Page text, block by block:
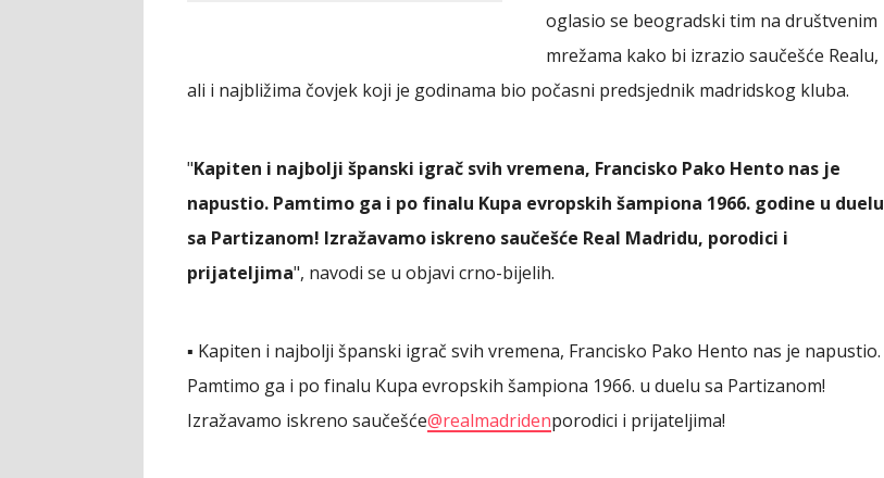
oglasio se beogradski tim na društvenim
mrežama kako bi izrazio saučešće Realu,
ali i najbližima čovjek koji je godinama bio počasni predsjednik madridskog kluba.
"Kapiten i najbolji španski igrač svih vremena, Francisko Pako Hento nas je
napustio. Pamtimo ga i po finalu Kupa evropskih šampiona 1966. godine u duelu
sa Partizanom! Izražavamo iskreno saučešće Real Madridu, porodici i
prijateljima", navodi se u objavi crno-bijelih.
▪️ Kapiten i najbolji španski igrač svih vremena, Francisko Pako Hento nas je napustio.
Pamtimo ga i po finalu Kupa evropskih šampiona 1966. u duelu sa Partizanom!
Izražavamo iskreno saučešće@realmadridenporodici i prijateljima!